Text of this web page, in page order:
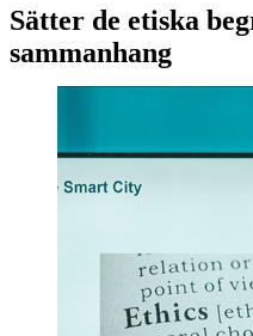
Sätter de etiska
sammanhang